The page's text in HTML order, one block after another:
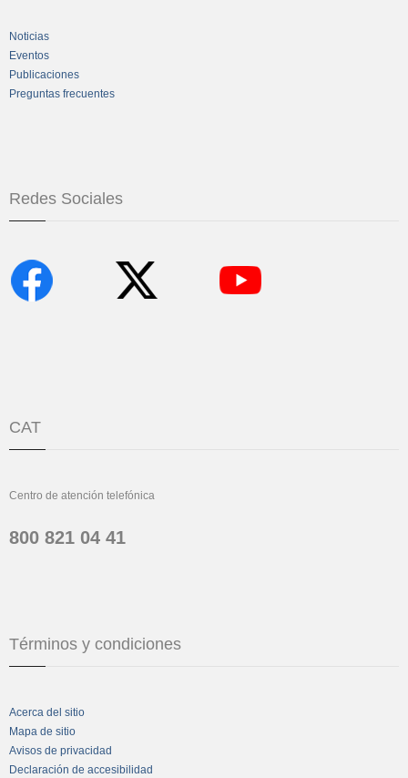
Noticias
Eventos
Publicaciones
Preguntas frecuentes
Redes Sociales
CAT
Centro de atención telefónica
800 821 04 41
Términos y condiciones
Acerca del sitio
Mapa de sitio
Avisos de privacidad
Declaración de accesibilidad